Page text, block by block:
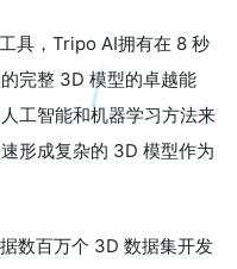
具，Tripo AI拥有在 8 秒
完整 3D 模型的卓越能
工智能和机器学习方法来
形成复杂的 3D 模型作为
数百万个 3D 数据集开发